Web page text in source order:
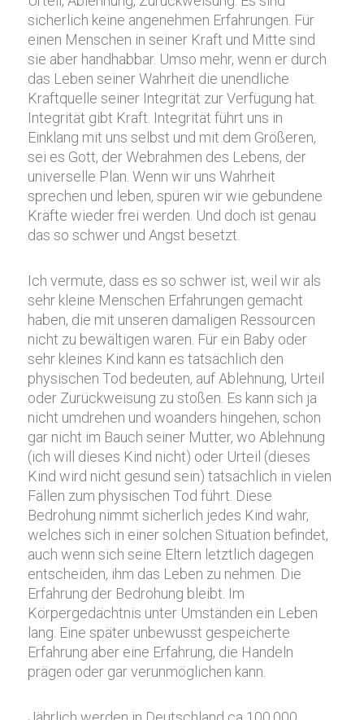
sicherlich keine angenehmen Erfahrungen. Für
einen Menschen in seiner Kraft und Mitte sind
sie aber handhabbar. Umso mehr, wenn er durch
das Leben seiner Wahrheit die unendliche
Kraftquelle seiner Integrität zur Verfügung hat.
Integrität gibt Kraft. Integrität führt uns in
Einklang mit uns selbst und mit dem Größeren,
sei es Gott, der Webrahmen des Lebens, der
universelle Plan. Wenn wir uns Wahrheit
sprechen und leben, spüren wir wie gebundene
Kräfte wieder frei werden. Und doch ist genau
das so schwer und Angst besetzt.
Ich vermute, dass es so schwer ist, weil wir als
sehr kleine Menschen Erfahrungen gemacht
haben, die mit unseren damaligen Ressourcen
nicht zu bewältigen waren. Für ein Baby oder
sehr kleines Kind kann es tatsächlich den
physischen Tod bedeuten, auf Ablehnung, Urteil
oder Zurückweisung zu stoßen. Es kann sich ja
nicht umdrehen und woanders hingehen, schon
gar nicht im Bauch seiner Mutter, wo Ablehnung
(ich will dieses Kind nicht) oder Urteil (dieses
Kind wird nicht gesund sein) tatsächlich in vielen
Fällen zum physischen Tod führt. Diese
Bedrohung nimmt sicherlich jedes Kind wahr,
welches sich in einer solchen Situation befindet,
auch wenn sich seine Eltern letztlich dagegen
entscheiden, ihm das Leben zu nehmen. Die
Erfahrung der Bedrohung bleibt. Im
Körpergedächtnis unter Umständen ein Leben
lang. Eine später unbewusst gespeicherte
Erfahrung aber eine Erfahrung, die Handeln
prägen oder gar verunmöglichen kann.